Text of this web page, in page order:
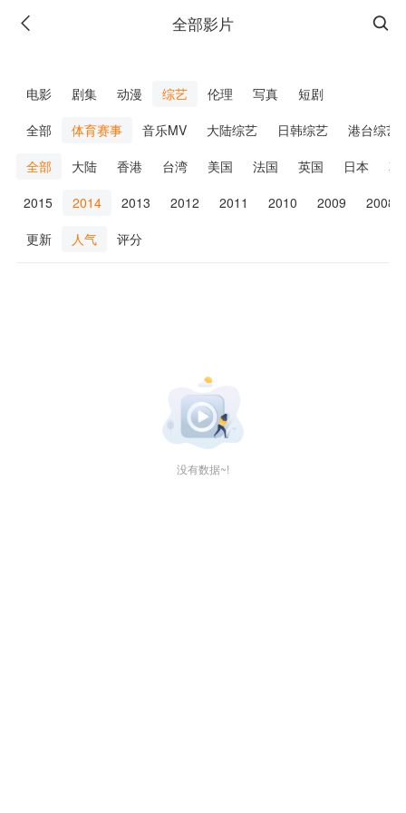
全部影片
电影 剧集 动漫 综艺 伦理 写真
短剧
全部
体育赛事 音乐MV 大陆综艺 日韩综艺
港台综艺
全部
大陆 香港 台湾 美国 法国 英国 日本
韩
2015 2014 2013 2012 2011 2010 2009
2008
更新
人气 评分
没有数据~!